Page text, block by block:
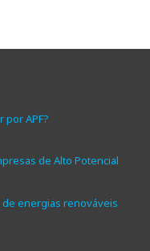
APF?
de Alto Potencial
de energias renováveis